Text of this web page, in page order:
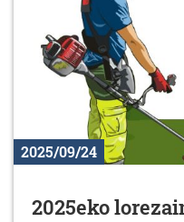
2025/09/24
2025eko